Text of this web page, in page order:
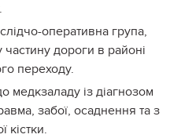
оперативна група,
дороги в районі
переходу.
медкзаладу із діагнозом
забої, осаднення та з
кістки.